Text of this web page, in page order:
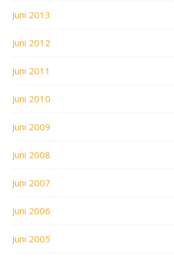
Juni 2013
Juni 2012
Juni 2011
Juni 2010
Juni 2009
Juni 2008
Juni 2007
Juni 2006
Juni 2005